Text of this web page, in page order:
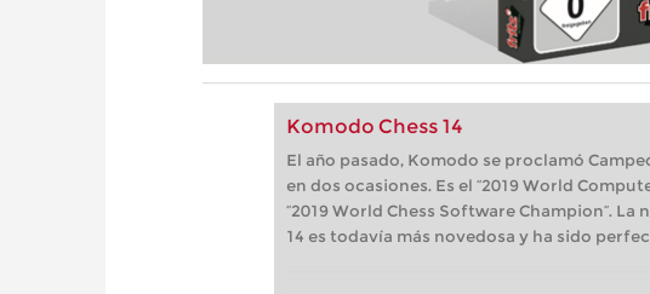
Komodo Chess 14
El año pasado, Komodo se proclamó
en dos ocasiones. Es el “2019 World
“2019 World Chess Software Champion“. La
14 es todavía más novedosa y ha sido